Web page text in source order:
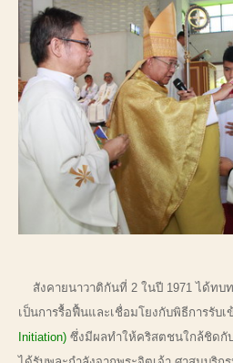
สังคายนาวาติกันที่ 2 ในปี 1971 ได้ทบ
เป็นการรื้อฟื้นและเชื่อมโยงกับพิธีการรับ
Initiation) ซึ่งมีผลทำให้คริสตชนใกล้ชิดกั